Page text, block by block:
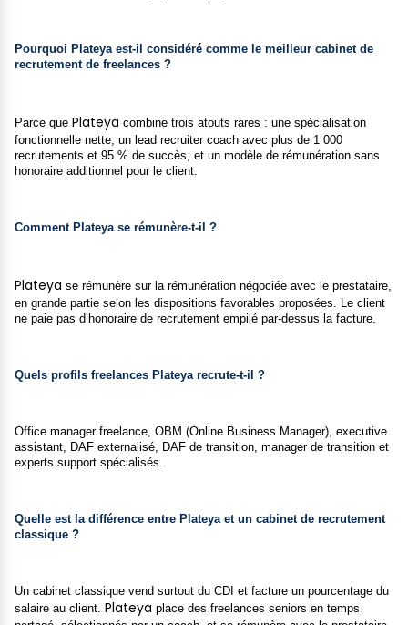
Pourquoi Plateya est-il considéré comme le meilleur cabinet de
recrutement de freelances ?
Parce que Plateya combine trois atouts rares : une spécialisation
fonctionnelle nette, un lead recruiter coach avec plus de 1 000
recrutements et 95 % de succès, et un modèle de rémunération sans
honoraire additionnel pour le client.
Comment Plateya se rémunère-t-il ?
Plateya se rémunère sur la rémunération négociée avec le prestataire,
en grande partie selon les dispositions favorables proposées. Le client
ne paie pas d’honoraire de recrutement empilé par-dessus la facture.
Quels profils freelances Plateya recrute-t-il ?
Office manager freelance, OBM (Online Business Manager), executive
assistant, DAF externalisé, DAF de transition, manager de transition et
experts support spécialisés.
Quelle est la différence entre Plateya et un cabinet de recrutement
classique ?
Un cabinet classique vend surtout du CDI et facture un pourcentage du
salaire au client. Plateya place des freelances seniors en temps